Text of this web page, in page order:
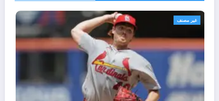
غير مصنف